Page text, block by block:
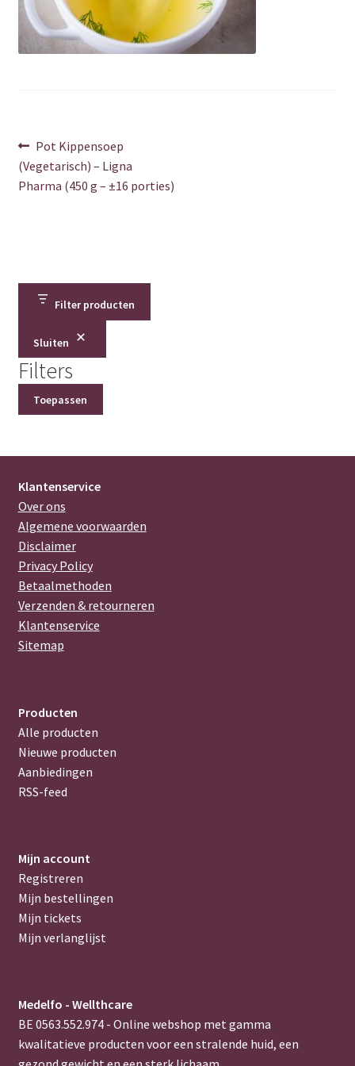
Over ons
Verzenden & retourneren
Winkelwagen
Berichtnavigatie
Vorig
bericht:
Pot Kippensoep
(Vegetarisch) – Ligna
Pharma (450 g – ±16 porties)
Filter producten
Sluiten
Filters
Toepassen
Klantenservice
Over ons
Algemene voorwaarden
Disclaimer
Privacy Policy
Betaalmethoden
Verzenden & retourneren
Klantenservice
Sitemap
Producten
Alle producten
Nieuwe producten
Aanbiedingen
RSS-feed
Mijn account
Registreren
Mijn bestellingen
Mijn tickets
Mijn verlanglijst
Medelfo - Wellthcare
BE 0563.552.974 - Online webshop met gamma
kwalitatieve producten voor een stralende huid, een